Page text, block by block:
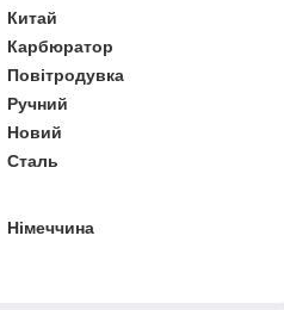
Китай
Карбюратор
Повітродувка
Ручний
Новий
Сталь
Німеччина